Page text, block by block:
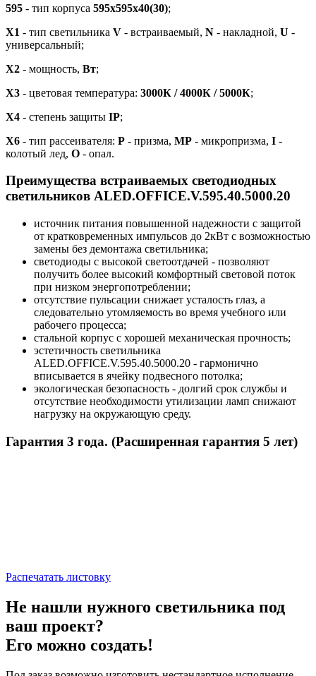
595 - тип корпуса 595х595х40(30);
Х1 - тип светильника V - встраиваемый, N - накладной, U -
универсальный;
Х2 - мощность, Вт;
X3 - цветовая температура: 3000К / 4000К / 5000К;
X4 - степень защиты IP;
Х6 - тип рассеивателя: P - призма, MP - микропризма, I -
колотый лед, O - опал.
Преимущества встраиваемых светодиодных
светильников ALED.OFFICE.V.595.40.5000.20
источник питания повышенной надежности с защитой
от кратковременных импульсов до 2кВт с возможностью
замены без демонтажа светильника;
светодиоды с высокой светоотдачей - позволяют
получить более высокий комфортный световой поток
при низком энергопотреблении;
отсутствие пульсации снижает усталость глаз, а
следовательно утомляемость во время учебного или
рабочего процесса;
стальной корпус с хорошей механическая прочность;
эстетичность светильника
ALED.OFFICE.V.595.40.5000.20 - гармонично
вписывается в ячейку подвесного потолка;
экологическая безопасность - долгий срок службы и
отсутствие необходимости утилизации ламп снижают
нагрузку на окружающую среду.
Гарантия 3 года. (Расширенная гарантия 5 лет)
Распечатать листовку
Не нашли нужного светильника под
ваш проект?
Его можно создать!